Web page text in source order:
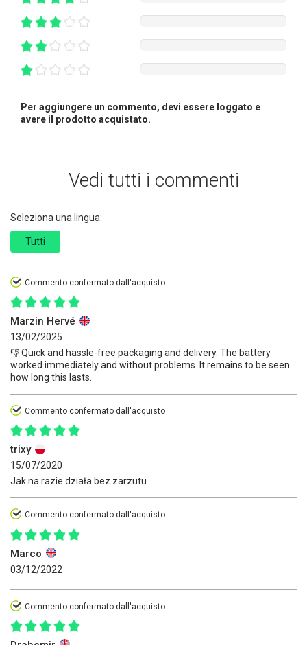
Per aggiungere un commento, devi essere loggato e
avere il prodotto acquistato.
Vedi tutti i commenti
Seleziona una lingua:
Tutti
Commento confermato dall'acquisto
Marzin Hervé
13/02/2025
👎 Quick and hassle-free packaging and delivery. The battery
worked immediately and without problems. It remains to be seen
how long this lasts.
Commento confermato dall'acquisto
trixy
15/07/2020
Jak na razie działa bez zarzutu
Commento confermato dall'acquisto
Marco
03/12/2022
Commento confermato dall'acquisto